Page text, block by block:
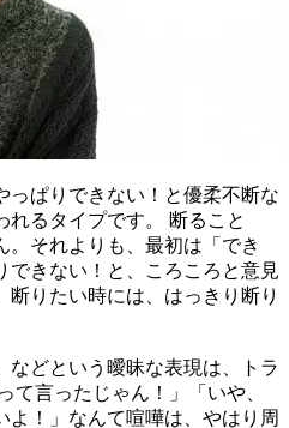
っぱりできない！と優柔不断な
るタイプです。 断ること
。それよりも、最初は「でき
できない！と、ころころと意見
断りたい時には、はっきり断り
などという曖昧な表現は、トラ
て言ったじゃん！」「いや、
よ！」なんて喧嘩は、やはり周